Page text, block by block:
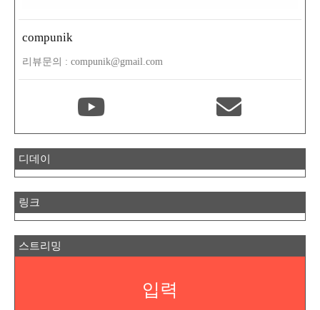
compunik
리뷰문의 : compunik@gmail.com
디데이
링크
스트리밍
입력